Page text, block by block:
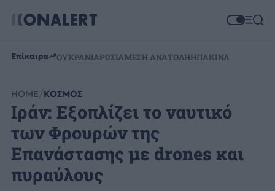
Επίκαιρα ΟΥΚΡΑΝΙΑΡΩΣΙΑΜΕΣΗ ΑΝΑΤΟΛΗΗΠΑΚΙΝΑ
HOME ΚΟΣΜΟΣ
Ιράν: Εξοπλίζει το ναυτικό
των Φρουρών της
Επανάστασης με drones και
πυραύλους